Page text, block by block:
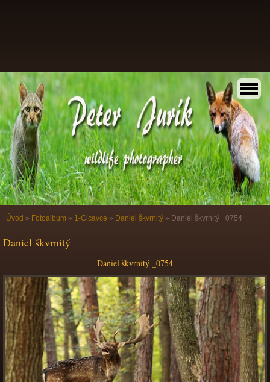
Úvod » Fotoalbum » 1-Cicavce » Daniel škvrnitý » Daniel škvrnitý _0754
Daniel škvrnitý
Daniel škvrnitý _0754